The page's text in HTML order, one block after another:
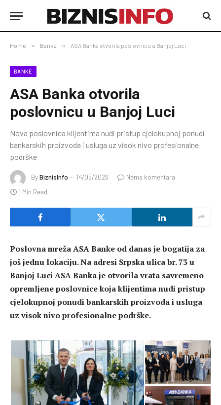
Home » Banke » ASA Banka otvorila poslovnicu u Banjoj Luci
BANKE
ASA Banka otvorila
poslovnicu u Banjoj Luci
Nova poslovnica klijentima nudi pristup cjelokupnoj ponudi
bankarskih proizvoda i usluga uz visok nivo profesionalne
podrške
ByBiznisInfo 14/05/2026
Nema komentara
1 Min Read
Poslovna mreža ASA Banke od danas je bogatija za
još jednu lokaciju. Na adresi Srpska ulica br. 73 u
Banjoj Luci ASA Banka je otvorila vrata savremeno
opremljene poslovnice koja klijentima nudi pristup
cjelokupnoj ponudi bankarskih proizvoda i usluga
uz visok nivo profesionalne podrške.